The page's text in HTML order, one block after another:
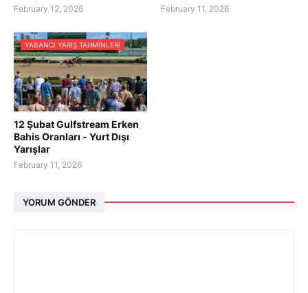
February 12, 2026 February 11, 2026
YABANCI YARIŞ TAHMINLERI
12 Şubat Gulfstream Erken
Bahis Oranları - Yurt Dışı
Yarışlar
February 11, 2026
YORUM GÖNDER